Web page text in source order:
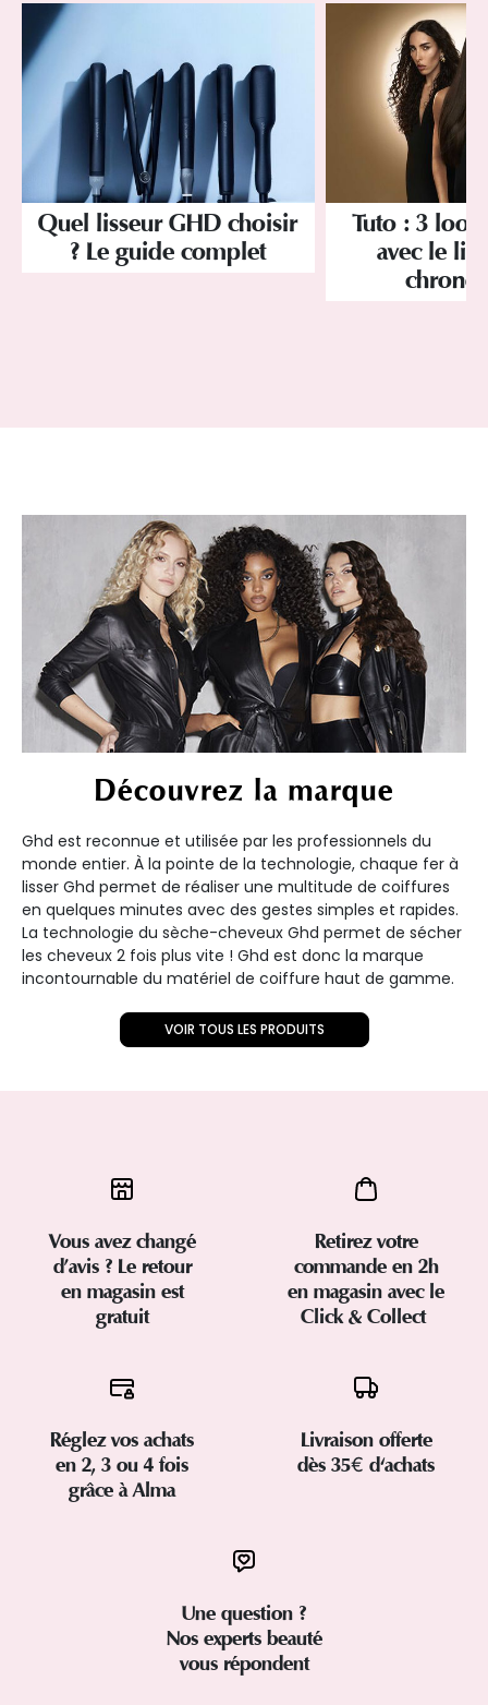
Quel lisseur GHD choisir
? Le guide complet
Tuto : 3
avec le
Découvrez la marque
Ghd est reconnue et utilisée par les professionnels du
monde entier. À la pointe de la technologie, chaque fer à
lisser Ghd permet de réaliser une multitude de coiffures
en quelques minutes avec des gestes simples et rapides.
La technologie du sèche-cheveux Ghd permet de sécher
les cheveux 2 fois plus vite ! Ghd est donc la marque
incontournable du matériel de coiffure haut de gamme.
VOIR TOUS LES PRODUITS
Vous avez changé
d’avis ? Le retour
en magasin est
gratuit
Retirez votre
commande en 2h
en magasin avec le
Click & Collect
Réglez vos achats
en 2, 3 ou 4 fois
grâce à Alma
Livraison offerte
dès 35€ d'achats
Une question ?
Nos experts beauté
vous répondent